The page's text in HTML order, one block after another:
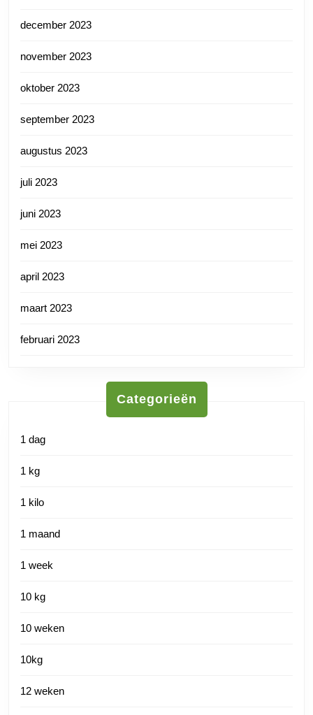
december 2023
november 2023
oktober 2023
september 2023
augustus 2023
juli 2023
juni 2023
mei 2023
april 2023
maart 2023
februari 2023
Categorieën
1 dag
1 kg
1 kilo
1 maand
1 week
10 kg
10 weken
10kg
12 weken